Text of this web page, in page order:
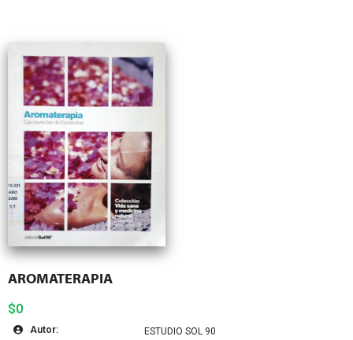
AROMATERAPIA
$0
Autor: ESTUDIO SOL 90